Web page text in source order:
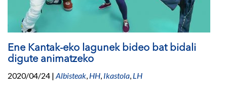
Ene Kantak-eko lagunek bideo bat bidali
digute animatzeko
2020/04/24 | Albisteak, HH, Ikastola, LH